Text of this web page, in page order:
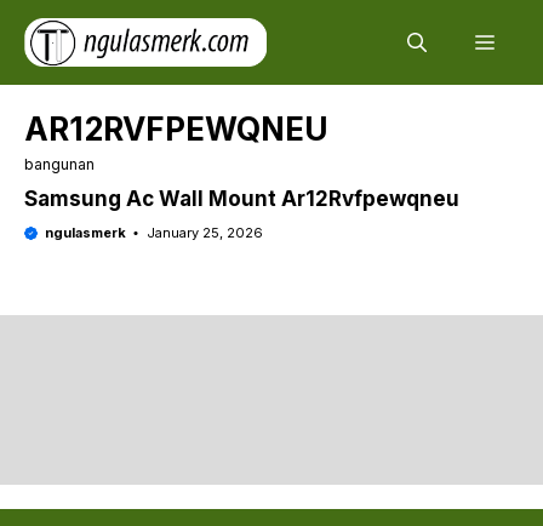
Skip
content
AR12RVFPEWQNEU
bangunan
Samsung Ac Wall Mount Ar12Rvfpewqneu
ngulasmerk January 25, 2026